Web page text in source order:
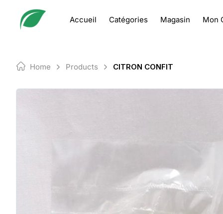
content
Accueil Catégories Magasin Mon
Home Products CITRON CONFIT